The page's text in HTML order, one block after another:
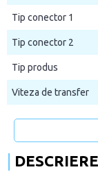
Tip conector 1
Tip conector 2
Tip produs
Viteza de transfer
DESCRIERE